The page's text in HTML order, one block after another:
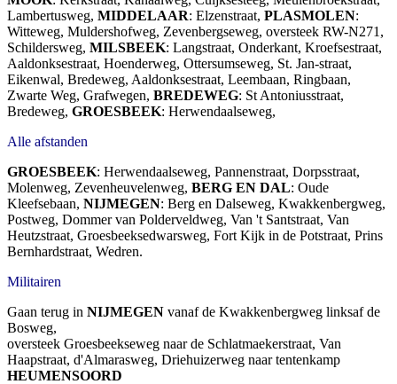
Lambertusweg, MIDDELAAR: Elzenstraat, PLASMOLEN:
Witteweg, Muldershofweg, Zevenbergseweg, oversteek RW-N271,
Schildersweg, MILSBEEK: Langstraat, Onderkant, Kroefsestraat,
Aaldonksestraat, Hoenderweg, Ottersumseweg, St. Jan-straat,
Eikenwal, Bredeweg, Aaldonksestraat, Leembaan, Ringbaan,
Zwarte Weg, Grafwegen, BREDEWEG: St Antoniusstraat,
Bredeweg, GROESBEEK: Herwendaalseweg,
Alle afstanden
GROESBEEK: Herwendaalseweg, Pannenstraat, Dorpsstraat,
Molenweg, Zevenheuvelenweg, BERG EN DAL: Oude
Kleefsebaan, NIJMEGEN: Berg en Dalseweg, Kwakkenbergweg,
Postweg, Dommer van Polderveldweg, Van 't Santstraat, Van
Heutzstraat, Groesbeeksedwarsweg, Fort Kijk in de Potstraat, Prins
Bernhardstraat, Wedren.
Militairen
Gaan terug in NIJMEGEN vanaf de Kwakkenbergweg linksaf de
Bosweg,
oversteek Groesbeekseweg naar de Schlatmaekerstraat, Van
Haapstraat, d'Almarasweg, Driehuizerweg naar tentenkamp
HEUMENSOORD